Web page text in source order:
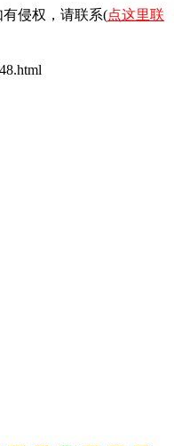
侵权，请联系(点这里联